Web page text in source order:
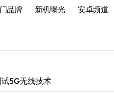
掌握！
握！
啦
品牌 新机曝光 安卓频道
5G无线技术